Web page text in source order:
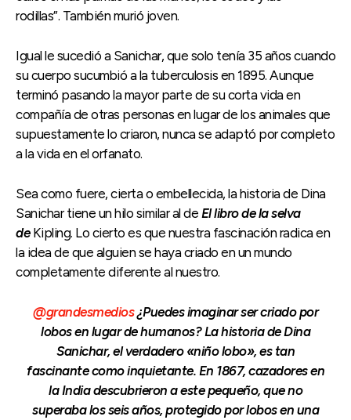
rodillas”. También murió joven.
Igual le sucedió a Sanichar, que solo tenía 35 años cuando
su cuerpo sucumbió a la tuberculosis en 1895. Aunque
terminó pasando la mayor parte de su corta vida en
compañía de otras personas en lugar de los animales que
supuestamente lo criaron, nunca se adaptó por completo
a la vida en el orfanato.
Sea como fuere, cierta o embellecida, la historia de Dina
Sanichar tiene un hilo similar al de El libro de la selva
deKipling. Lo cierto es que nuestra fascinación radica en
la idea de que alguien se haya criado en un mundo
completamente diferente al nuestro.
@grandesmedios¿Puedes imaginar ser criado por
lobos en lugar de humanos? La historia de Dina
Sanichar, el verdadero «niño lobo», es tan
fascinante como inquietante. En 1867, cazadores en
la India descubrieron a este pequeño, que no
superaba los seis años, protegido por lobos en una